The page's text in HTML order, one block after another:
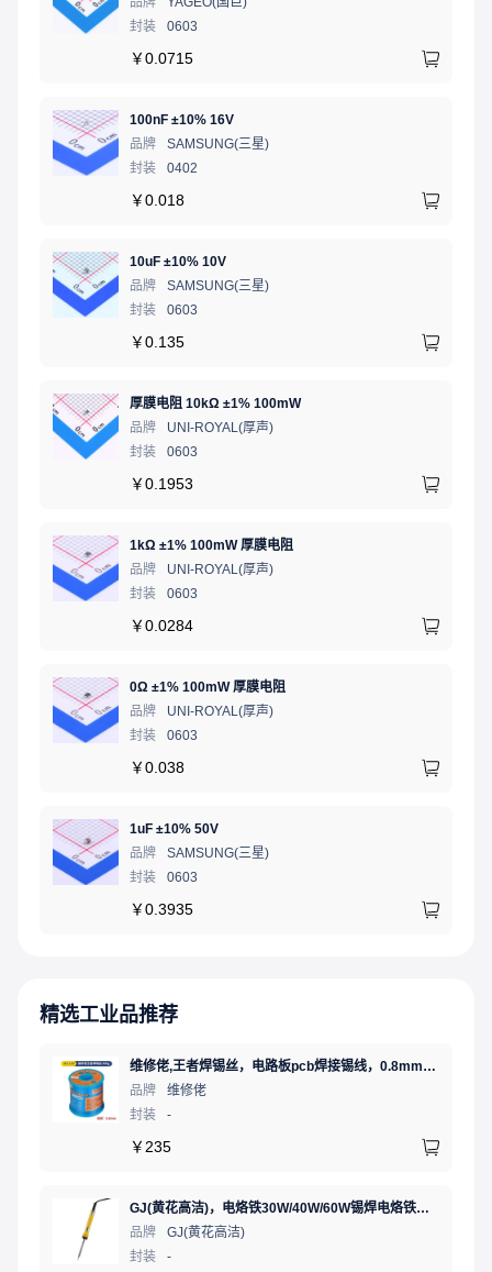
封装
0603
￥0.0715
100nF ±10% 16V
品牌
SAMSUNG(三星)
封装
0402
￥0.018
10uF ±10% 10V
品牌
SAMSUNG(三星)
封装
0603
￥0.135
厚膜电阻 10kΩ ±1% 100mW
品牌
UNI-ROYAL(厚声)
封装
0603
￥0.1953
1kΩ ±1% 100mW 厚膜电阻
品牌
UNI-ROYAL(厚声)
封装
0603
￥0.0284
0Ω ±1% 100mW 厚膜电阻
品牌
UNI-ROYAL(厚声)
封装
0603
￥0.038
1uF ±10% 50V
品牌
SAMSUNG(三星)
封装
0603
￥0.3935
精选工业品推荐
维修佬,王者焊锡丝，电路板pcb焊接锡线，0.8mm800g,1个
品牌
维修佬
封装
-
￥ 235
GJ(黄花高洁)，电烙铁30W/40W/60W锡焊电烙铁焊接工具电焊笔手机电子维修（内热35W），NO.435(35W)
品牌
GJ(黄花高洁)
封装
-